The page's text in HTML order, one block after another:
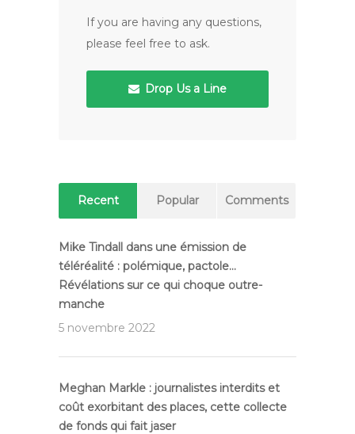
If you are having any questions,
please feel free to ask.
Drop Us a Line
Recent Popular Comments
Mike Tindall dans une émission de
téléréalité : polémique, pactole…
Révélations sur ce qui choque outre-
manche
5 novembre 2022
Meghan Markle : journalistes interdits et
coût exorbitant des places, cette collecte
de fonds qui fait jaser